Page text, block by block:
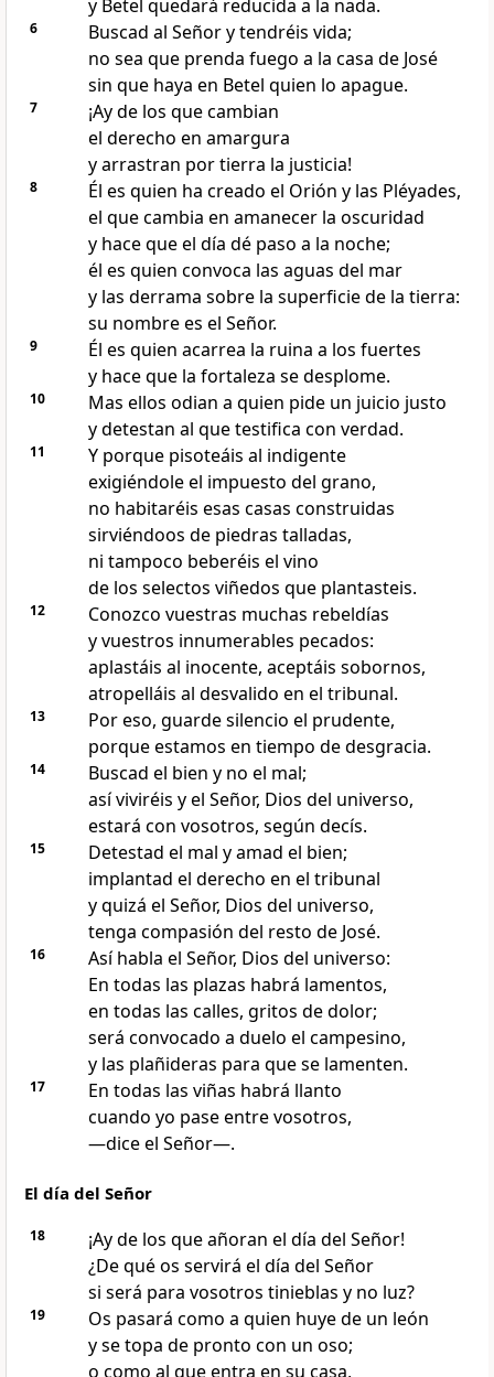
y Betel quedará reducida a la nada.
6
Buscad al Señor y tendréis vida;
no sea que prenda fuego a la casa de José
sin que haya en Betel quien lo apague.
7
¡Ay de los que cambian
el derecho en amargura
y arrastran por tierra la justicia!
8
Él es quien ha creado el Orión y las Pléyades,
el que cambia en amanecer la oscuridad
y hace que el día dé paso a la noche;
él es quien convoca las aguas del mar
y las derrama sobre la superficie de la tierra:
su nombre es el Señor.
9
Él es quien acarrea la ruina a los fuertes
y hace que la fortaleza se desplome.
10
Mas ellos odian a quien pide un juicio justo
y detestan al que testifica con verdad.
11
Y porque pisoteáis al indigente
exigiéndole el impuesto del grano,
no habitaréis esas casas construidas
sirviéndoos de piedras talladas,
ni tampoco beberéis el vino
de los selectos viñedos que plantasteis.
12
Conozco vuestras muchas rebeldías
y vuestros innumerables pecados:
aplastáis al inocente, aceptáis sobornos,
atropelláis al desvalido en el tribunal.
13
Por eso, guarde silencio el prudente,
porque estamos en tiempo de desgracia.
14
Buscad el bien y no el mal;
así viviréis y el Señor, Dios del universo,
estará con vosotros, según decís.
15
Detestad el mal y amad el bien;
implantad el derecho en el tribunal
y quizá el Señor, Dios del universo,
tenga compasión del resto de José.
16
Así habla el Señor, Dios del universo:
En todas las plazas habrá lamentos,
en todas las calles, gritos de dolor;
será convocado a duelo el campesino,
y las plañideras para que se lamenten.
17
En todas las viñas habrá llanto
cuando yo pase entre vosotros,
—dice el Señor—.
El día del Señor
18
¡Ay de los que añoran el día del Señor!
¿De qué os servirá el día del Señor
si será para vosotros tinieblas y no luz?
19
Os pasará como a quien huye de un león
y se topa de pronto con un oso;
o como al que entra en su casa,